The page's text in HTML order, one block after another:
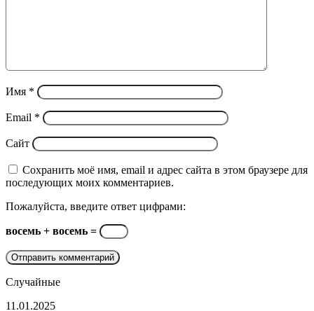
Имя *
Email *
Сайт
Сохранить моё имя, email и адрес сайта в этом браузере для
последующих моих комментариев.
Пожалуйста, введите ответ цифрами:
восемь + восемь =
Случайные
Представлен
11.01.2025